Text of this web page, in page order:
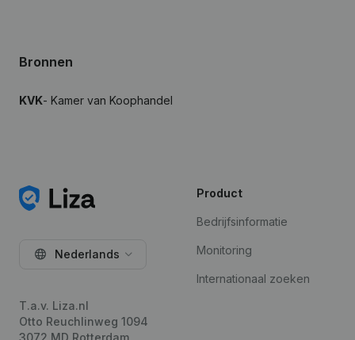
Bronnen
KVK- Kamer van Koophandel
Nederlands
T.a.v. Liza.nl
Otto Reuchlinweg 1094
3072 MD Rotterdam
Product
Bedrijfsinformatie
Monitoring
Internationaal zoeken